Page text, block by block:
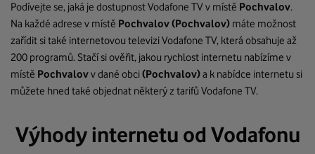
Podívejte se, jaká je dostupnost Vodafone TV v místě Pochvalov.
Na každé adrese v místě Pochvalov(Pochvalov) máte možnost
zařídit si také internetovou televizi Vodafone TV, která obsahuje až
200 programů. Stačí si ověřit, jakou rychlost internetu nabízíme v
místě Pochvalovv dané obci(Pochvalov)a k nabídce internetu si
můžete hned také objednat některý z tarifů Vodafone TV.
Výhody internetu od Vodafonu